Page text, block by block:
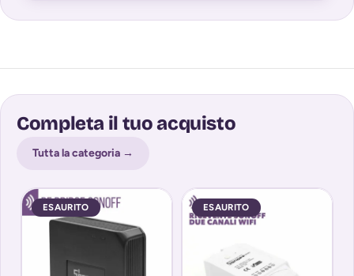
Completa il tuo acquisto
Tutta la categoria →
ESAURITO ESAURITO